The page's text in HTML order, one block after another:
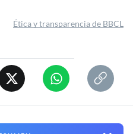
Ética y transparencia de BBCL